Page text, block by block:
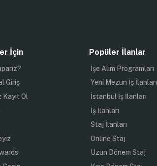
İçin
Giriş
Ol
Popüler İlanlar
İşe Alım Programları
Yeni Mezun İş İlanları
İstanbul İş İlanları
İş İlanları
Staj İlanları
Online Staj
Uzun Dönem Staj